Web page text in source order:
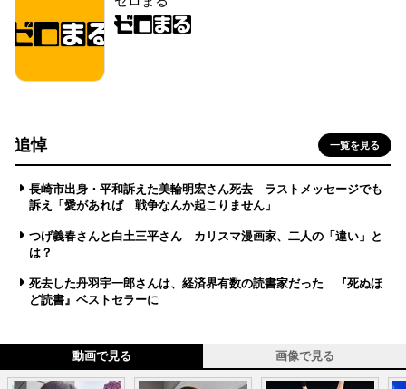
追悼 一覧を見る
長崎市出身・平和訴えた美輪明宏さん死去 ラストメッセージでも
訴え「愛があれば 戦争なんか起こりません」
つげ義春さんと白土三平さん カリスマ漫画家、二人の「違い」と
は？
死去した丹羽宇一郎さんは、経済界有数の読書家だった 『死ぬほ
ど読書』ベストセラーに
動画で見る 画像で見る